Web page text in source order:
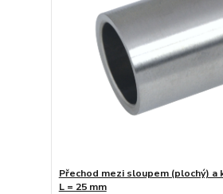
Přechod mezi sloupem (plochý) a
L = 25 mm